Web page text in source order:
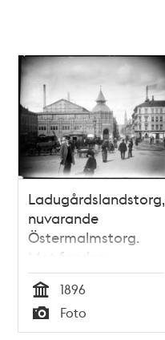
Ladugårdslandstorg,
nuvarande
Östermalmstorg.
Mot fonden
Humlegårdsgatan
västerut
Tid
1896
Typ
Foto